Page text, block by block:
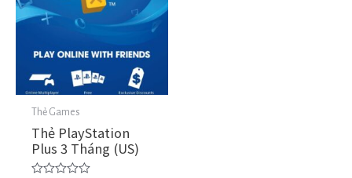
Thẻ Games
Thẻ PlayStation
Plus 3 Tháng (US)